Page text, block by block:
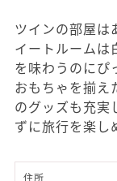
ツインの部屋は
イートルームは
を味わうのにぴ
おもちゃを揃え
のグッズも充実
ずに旅行を楽し
住所